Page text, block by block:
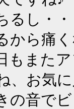
るし・
から痛
もまた
、お気
の音で